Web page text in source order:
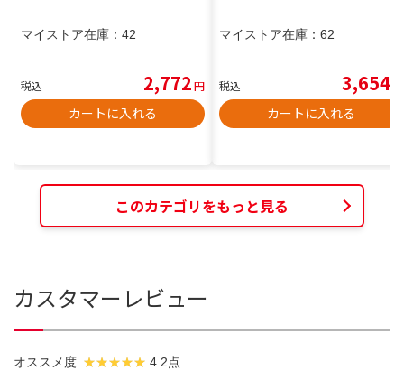
マイストア在庫： 42
税込 2,772円
カートに入れる
マイストア在庫： 62
税込 3,654
カートに入れる
このカテゴリをもっと見る
カスタマーレビュー
オススメ度 4.2点